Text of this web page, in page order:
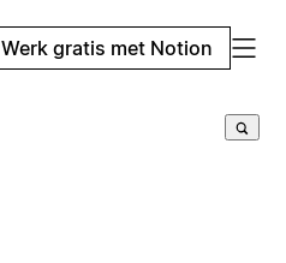
Werk gratis met Notion